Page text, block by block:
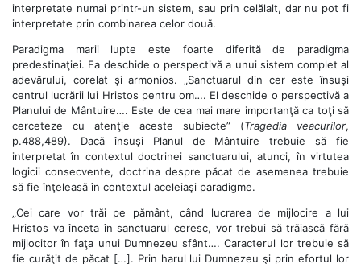
interpretate numai printr-un sistem, sau prin celălalt, dar nu pot fi
interpretate prin combinarea celor două.
Paradigma marii lupte este foarte diferită de paradigma
predestinaţiei. Ea deschide o perspectivă a unui sistem complet al
adevărului, corelat şi armonios. „Sanctuarul din cer este însuşi
centrul lucrării lui Hristos pentru om…. El deschide o perspectivă a
Planului de Mântuire…. Este de cea mai mare importanţă ca toţi să
cerceteze cu atenţie aceste subiecte” (Tragedia veacurilor,
p.488,489). Dacă însuşi Planul de Mântuire trebuie să fie
interpretat în contextul doctrinei sanctuarului, atunci, în virtutea
logicii consecvente, doctrina despre păcat de asemenea trebuie
să fie înţeleasă în contextul aceleiaşi paradigme.
„Cei care vor trăi pe pământ, când lucrarea de mijlocire a lui
Hristos va înceta în sanctuarul ceresc, vor trebui să trăiască fără
mijlocitor în faţa unui Dumnezeu sfânt…. Caracterul lor trebuie să
fie curăţit de păcat […]. Prin harul lui Dumnezeu şi prin efortul lor